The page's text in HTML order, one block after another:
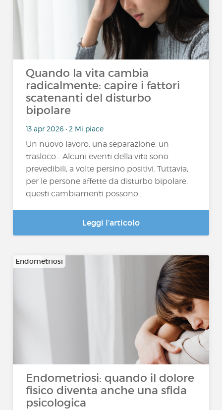
Quando la vita cambia
radicalmente: capire i fattori
scatenanti del disturbo
bipolare
13 apr 2026 • 2 Mi piace
Un nuovo lavoro, una separazione, un
trasloco… Alcuni eventi della vita sono
prevedibili, a volte persino positivi. Tuttavia,
per le persone affette da disturbo bipolare,
questi cambiamenti possono...
Leggi l’articolo
Endometriosi
Endometriosi: quando il dolore
fisico diventa anche una sfida
psicologica